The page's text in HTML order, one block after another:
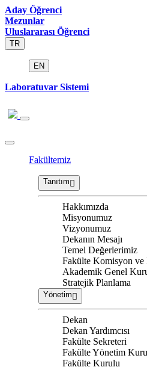
Aday Öğrenci
Mezunlar
Uluslararası Öğrenci
TR
EN
Laboratuvar Sistemi
Fakültemiz
Tanıtım
Hakkımızda
Misyonumuz
Vizyonumuz
Dekanın Mesajı
Temel Değerlerimiz
Fakülte Komisyon
Akademik Genel
Stratejik Planlama
Yönetim
Dekan
Dekan Yardımcısı
Fakülte Sekreteri
Fakülte Yönetim
Fakülte Kurulu